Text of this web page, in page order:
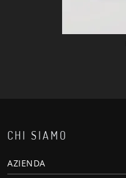
CHI SIAMO
AZIENDA